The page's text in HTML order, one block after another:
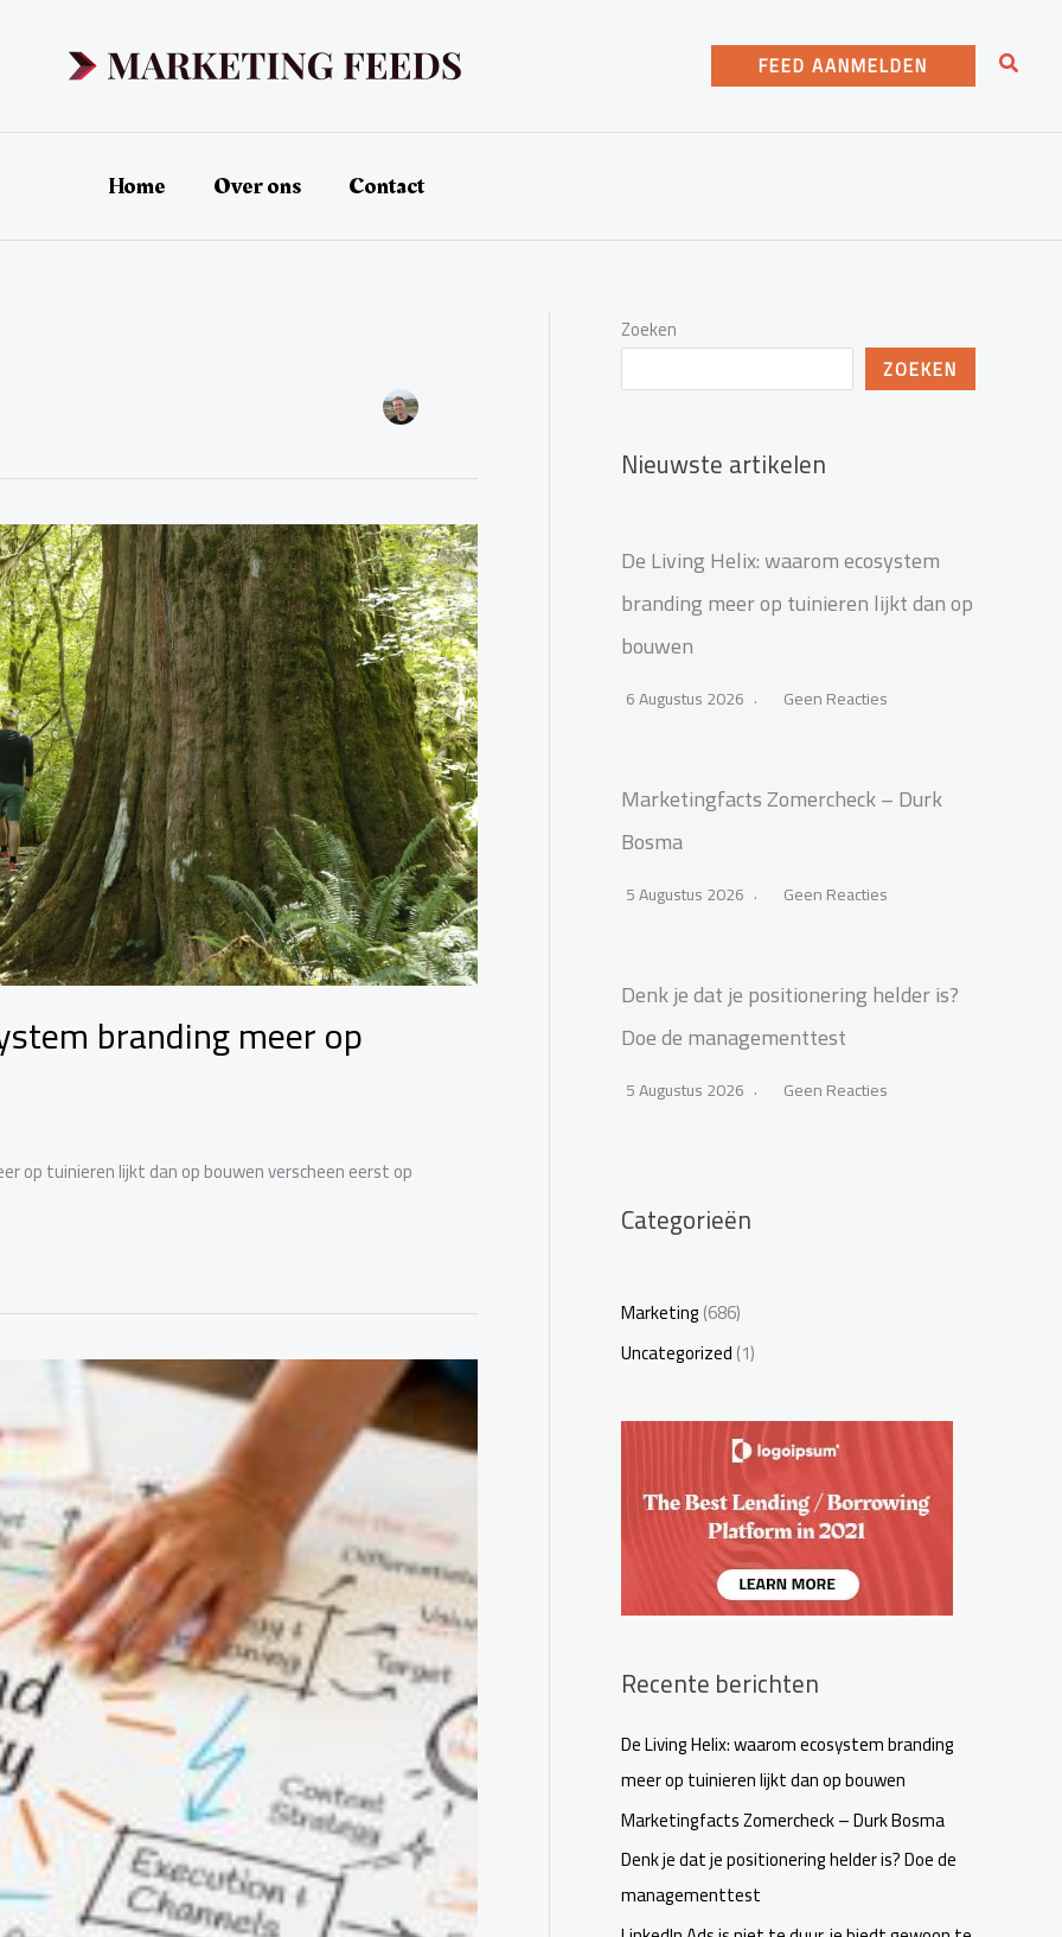
FEED AANMELDEN
Home Over ons Contact
branding meer op
op tuinieren lijkt dan op bouwen verscheen eerst op
Zoeken
ZOEKEN
Nieuwste artikelen
De Living Helix: waarom ecosystem
branding meer op tuinieren lijkt dan op
bouwen
6 Augustus 2026 Geen Reacties
Marketingfacts Zomercheck – Durk
Bosma
5 Augustus 2026 Geen Reacties
Denk je dat je positionering helder is?
Doe de managementtest
5 Augustus 2026 Geen Reacties
Categorieën
Marketing(686)
Uncategorized(1)
Recente berichten
De Living Helix: waarom ecosystem branding
meer op tuinieren lijkt dan op bouwen
Marketingfacts Zomercheck – Durk Bosma
Denk je dat je positionering helder is? Doe de
managementtest